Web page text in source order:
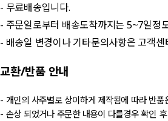
- 무료배송입니다.
- 주문일로부터 배송도착까지는 5~7일정
- 배송일 변경이나 기타문의사항은 고객센
교환/반품안내
- 개인의 사주별로 상이하게 제작됨에 따라 반품
- 손상 되었거나 주문한 내용이 다를경우 확인